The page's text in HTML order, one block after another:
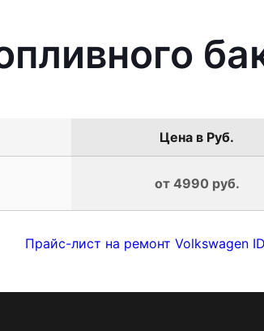
Цена в Руб.
от 4990 руб.
Прайс-лист на ремонт Volkswagen